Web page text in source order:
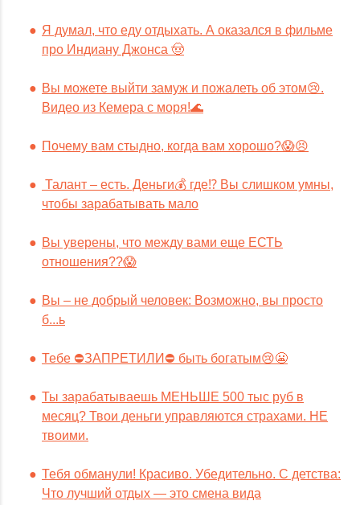
Я думал, что еду отдыхать. А оказался в фильме
про Индиану Джонса 🤠
Вы можете выйти замуж и пожалеть об этом😢.
Видео из Кемера с моря!🌊
Почему вам стыдно, когда вам хорошо?😱😣
Талант – есть. Деньги💰 где⁉️ Вы слишком умны,
чтобы зарабатывать мало
Вы уверены, что между вами еще ЕСТЬ
отношения??😱
Вы – не добрый человек: Возможно, вы просто
б...ь
Тебе ⛔️ЗАПРЕТИЛИ⛔️ быть богатым😢😬
Ты зарабатываешь МЕНЬШЕ 500 тыс руб в
месяц? Твои деньги управляются страхами. НЕ
твоими.
Тебя обманули! Красиво. Убедительно. С детства:
Что лучший отдых — это смена вида